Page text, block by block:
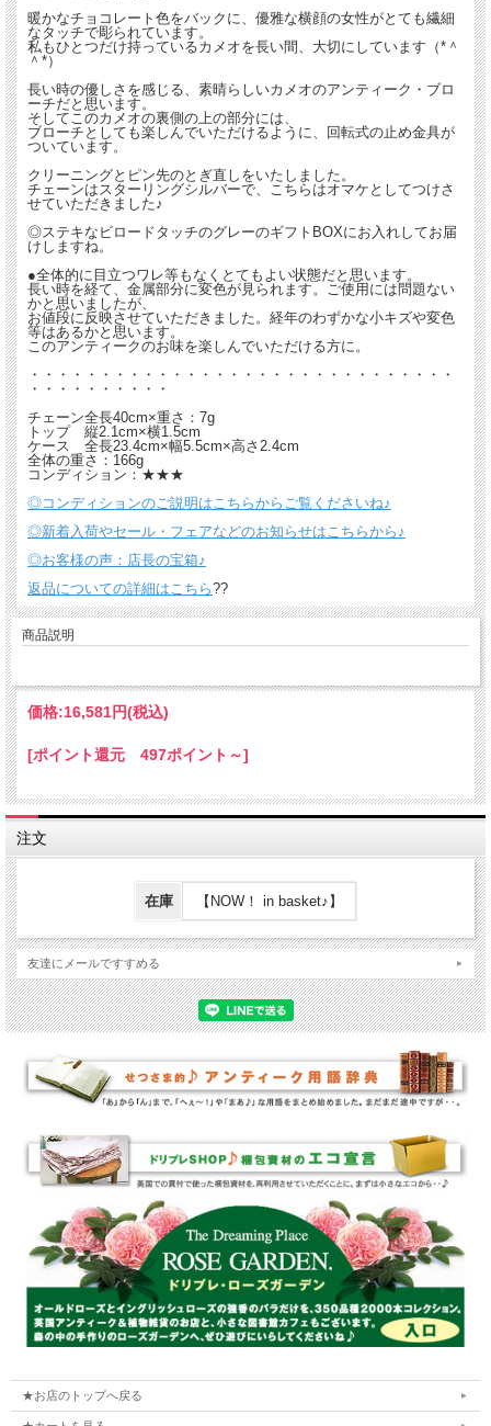
暖かなチョコレート色をバックに、優雅な横顔の女性がとても繊細
なタッチで彫られています。
私もひとつだけ持っているカメオを長い間、大切にしています（*＾
＾*）
長い時の優しさを感じる、素晴らしいカメオのアンティーク・ブロ
ーチだと思います。
そしてこのカメオの裏側の上の部分には、
ブローチとしても楽しんでいただけるように、回転式の止め金具が
ついています。
クリーニングとピン先のとぎ直しをいたしました。
チェーンはスターリングシルバーで、こちらはオマケとしてつけさ
せていただきました♪
◎ステキなビロードタッチのグレーのギフトBOXにお入れしてお届
けしますね。
●全体的に目立つワレ等もなくとてもよい状態だと思います。
長い時を経て、金属部分に変色が見られます。ご使用には問題ない
かと思いましたが、
お値段に反映させていただきました。経年のわずかな小キズや変色
等はあるかと思います。
このアンティークのお味を楽しんでいただける方に。
・・・・・・・・・・・・・・・・・・・・・・・・・・・・・・
・・・・・・・・・・
チェーン全長40cm×重さ：7g
トップ 縦2.1cm×横1.5cm
ケース 全長23.4cm×幅5.5cm×高さ2.4cm
全体の重さ：166g
コンディション：★★★
◎コンディションのご説明はこちらからご覧くださいね♪
◎新着入荷やセール・フェアなどのお知らせはこちらから♪
◎お客様の声：店長の宝箱♪
返品についての詳細はこちら??
商品説明
価格:16,581円(税込)
[ポイント還元 497ポイント～]
注文
在庫 【NOW！ in basket♪】
友達にメールですすめる
★お店のトップへ戻る